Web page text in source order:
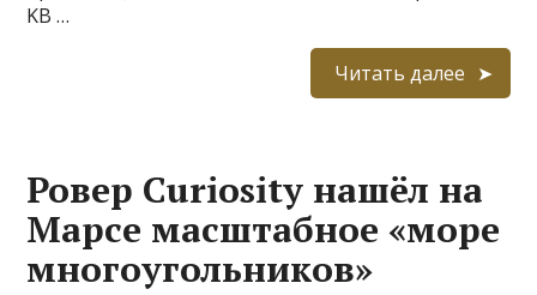
KB …
Читать далее
Ровер Curiosity нашёл на
Марсе масштабное «море
многоугольников»